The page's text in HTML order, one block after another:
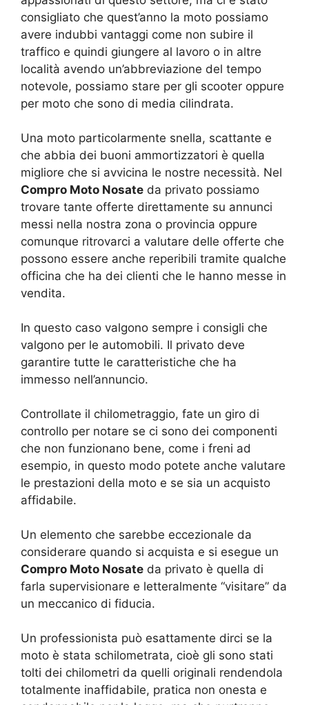
consigliato che quest’anno la moto possiamo
avere indubbi vantaggi come non subire il
traffico e quindi giungere al lavoro o in altre
località avendo un’abbreviazione del tempo
notevole, possiamo stare per gli scooter oppure
per moto che sono di media cilindrata.
Una moto particolarmente snella, scattante e
che abbia dei buoni ammortizzatori è quella
migliore che si avvicina le nostre necessità. Nel
Compro Moto Nosate da privato possiamo
trovare tante offerte direttamente su annunci
messi nella nostra zona o provincia oppure
comunque ritrovarci a valutare delle offerte che
possono essere anche reperibili tramite qualche
officina che ha dei clienti che le hanno messe in
vendita.
In questo caso valgono sempre i consigli che
valgono per le automobili. Il privato deve
garantire tutte le caratteristiche che ha
immesso nell’annuncio.
Controllate il chilometraggio, fate un giro di
controllo per notare se ci sono dei componenti
che non funzionano bene, come i freni ad
esempio, in questo modo potete anche valutare
le prestazioni della moto e se sia un acquisto
affidabile.
Un elemento che sarebbe eccezionale da
considerare quando si acquista e si esegue un
Compro Moto Nosate da privato è quella di
farla supervisionare e letteralmente “visitare” da
un meccanico di fiducia.
Un professionista può esattamente dirci se la
moto è stata schilometrata, cioè gli sono stati
tolti dei chilometri da quelli originali rendendola
totalmente inaffidabile, pratica non onesta e